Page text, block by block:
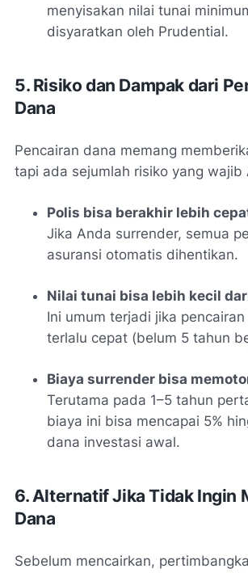
menyisakan nilai tunai
disyaratkan oleh Prudential.
5. Risiko dan Dampak dari
Dana
Pencairan dana memang
tapi ada sejumlah risiko yang wajib
Polis bisa berakhir lebih
Jika Anda surrender, semua
asuransi otomatis dihentikan.
Nilai tunai bisa lebih kecil
Ini umum terjadi jika
terlalu cepat (belum 5 tahun
Biaya surrender bisa
Terutama pada 1–5 tahun
biaya ini bisa mencapai 5%
dana investasi awal.
6. Alternatif Jika Tidak Ingin
Dana
Sebelum mencairkan,